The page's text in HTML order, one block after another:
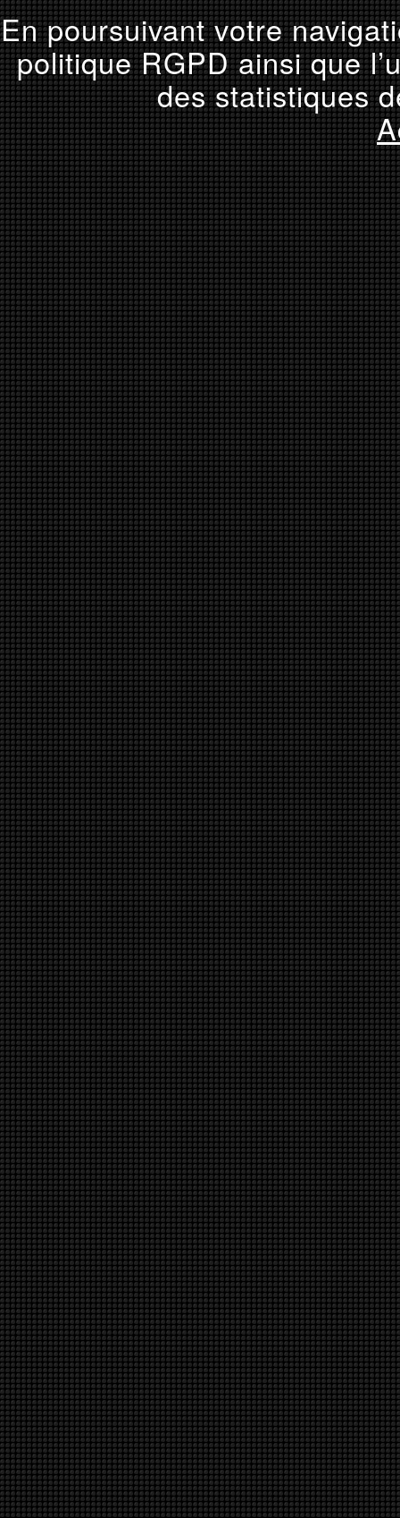
En poursuivant votre
politique RGPD ainsi que
des statistiques